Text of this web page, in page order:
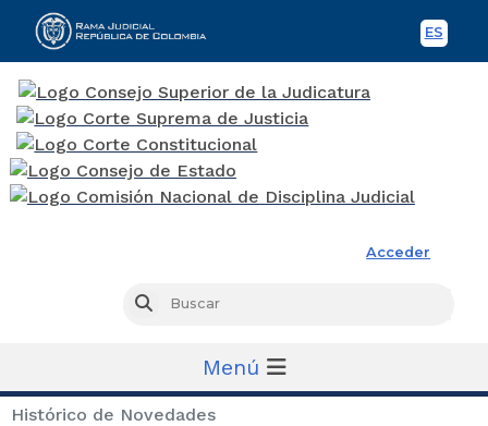
ES
Acceder
Buscar
Menú
Histórico de Novedades